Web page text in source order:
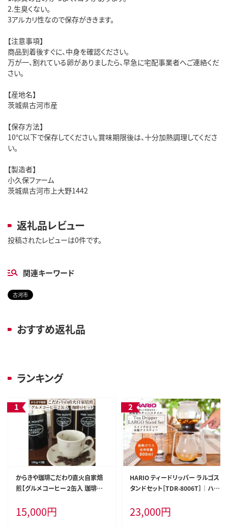
2.生臭くない。
3アルカリ性なので保存がききます。
【注意事項】
商品到着後すぐに、中身を確認ください。
万が一、割れている卵がありましたら、早急に宅配事業者へご連絡くだ
さい。
【産地名】
茨城県古河市産
【保存方法】
10℃以下で保存してください。賞味期限後は、十分加熱調理してくださ
い。
【製造者】
小久保ファーム
茨城県古河市上大野1442
返礼品レビュー
投稿されたレビューは0件です。
関連キーワード
古河市
おすすめ返礼品
ランキング
からきや珈琲こだわり直火自家焙
煎【グルメコーヒー２缶入 珈琲豆セ
珈琲 豆 コーヒー豆 珈琲豆 飲料 ド
リンク 取り寄せ お取り寄せ 個包装
15,000円
HARIO ティードリッパー ラルゴス
タンドセット［TDR-8006T］｜ハリ
用品 キッチン用品 日本製 おしゃれ
かわいい 紅茶 茶 アイスティー ギ
23,000円